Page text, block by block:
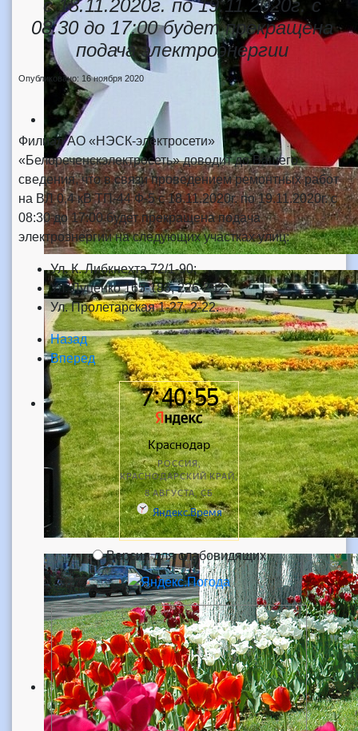
с 18.11.2020г. по 19.11.2020г. с
08:30 до 17:00 будет прекращена
подача электроэнергии
Опубликовано: 16 ноября 2020
Филиал АО «НЭСК-электросети»
«Белореченскэлектросеть» доводит до Вашего
сведения, что в связи проведением ремонтных работ
на ВЛ 0,4 кВ ТП-44 Ф-5 с 18.11.2020г. по 19.11.2020г. с
08:30 до 17:00 будет прекращена подача
электроэнергии на следующих участках улиц:
Ул. К. Либкнехта 72/1-90;
Ул. Луценко 165-183, 226-252;
Ул. Пролетарская 1-27, 2-22.
Назад
Вперед
Версия для слабовидящих